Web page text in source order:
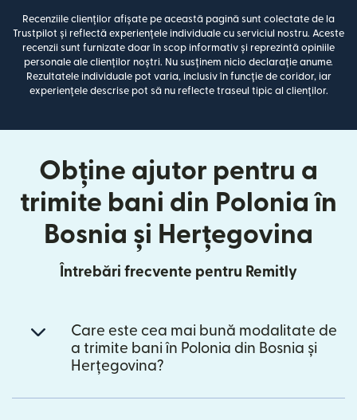
Recenziile clienților afișate pe această pagină sunt colectate de la
Trustpilot și reflectă experiențele individuale cu serviciul nostru. Aceste
recenzii sunt furnizate doar în scop informativ și reprezintă opiniile
personale ale clienților noștri. Nu susținem nicio declarație anume.
Rezultatele individuale pot varia, inclusiv în funcție de coridor, iar
experiențele descrise pot să nu reflecte traseul tipic al clienților.
Obține ajutor pentru a
trimite bani din Polonia în
Bosnia și Herțegovina
Întrebări frecvente pentru Remitly
Care este cea mai bună modalitate de
a trimite bani în Polonia din Bosnia și
Herțegovina?